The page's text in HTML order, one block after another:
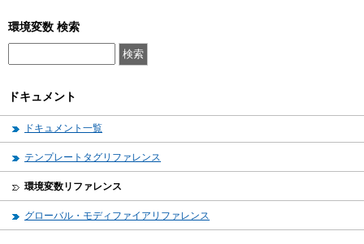
環境変数 検索
ドキュメント
ドキュメント一覧
テンプレートタグリファレンス
環境変数リファレンス
グローバル・モディファイアリファレンス